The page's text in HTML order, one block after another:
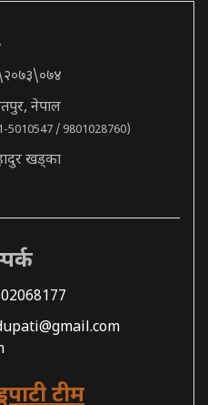
नेपाल
5010547 / 9801028760)
खड्का
टीम